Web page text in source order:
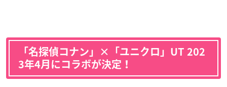
「名探偵コナン」×「ユニクロ」UT 202
3年4月にコラボが決定！